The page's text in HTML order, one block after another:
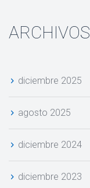
ARCHIVOS
diciembre 2025
agosto 2025
diciembre 2024
diciembre 2023